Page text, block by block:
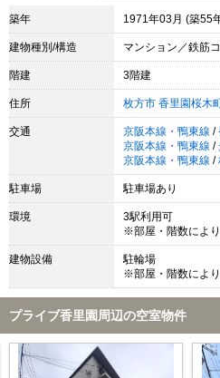
築年 1971年03月 (築55
建物種別/構造 マンション／鉄筋
階建 3階建
住所 枚方市 香里園桜木
交通 京阪本線・鴨東線 /
京阪本線・鴨東線 /
京阪本線・鴨東線 /
駐車場 駐車場あり
環境
3駅利用可
※部屋・階数によ
建物設備
駐輪場
※部屋・階数によ
プライブ香里園周辺の空室物件